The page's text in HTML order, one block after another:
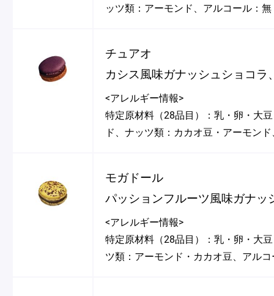
ッツ類：アーモンド、アルコール：無
チュアオ
カシス風味ガナッシュショコラ
<アレルギー情報>
特定原材料（28品目）：乳・卵・大
ド、ナッツ類：カカオ豆・アーモン
モガドール
パッションフルーツ風味ガナッ
<アレルギー情報>
特定原材料（28品目）：乳・卵・大
ツ類：アーモンド・カカオ豆、アル